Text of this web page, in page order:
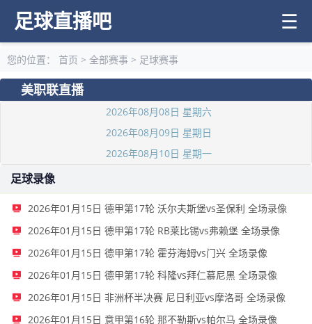
足球直播吧 ☰
您的位置： 首页 > 全部赛事 > 足球赛事
美职联直播
2026年08月08日 星期六
2026年08月09日 星期日
2026年08月10日 星期一
足球录像
2026年01月15日 德甲第17轮 沃尔夫斯堡vs圣保利 全场录像
2026年01月15日 德甲第17轮 RB莱比锡vs弗赖堡 全场录像
2026年01月15日 德甲第17轮 霍芬海姆vs门兴 全场录像
2026年01月15日 德甲第17轮 科隆vs拜仁慕尼黑 全场录像
2026年01月15日 非洲杯半决赛 尼日利亚vs摩洛哥 全场录像
2026年01月15日 意甲第16轮 那不勒斯vs帕尔马 全场录像